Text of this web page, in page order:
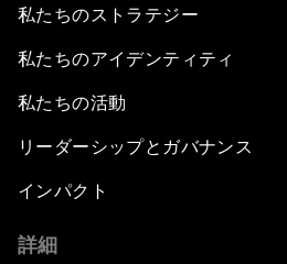
私たちのストラテジー
私たちのアイデンティティ
私たちの活動
リーダーシップとガバナンス
インパクト
詳細